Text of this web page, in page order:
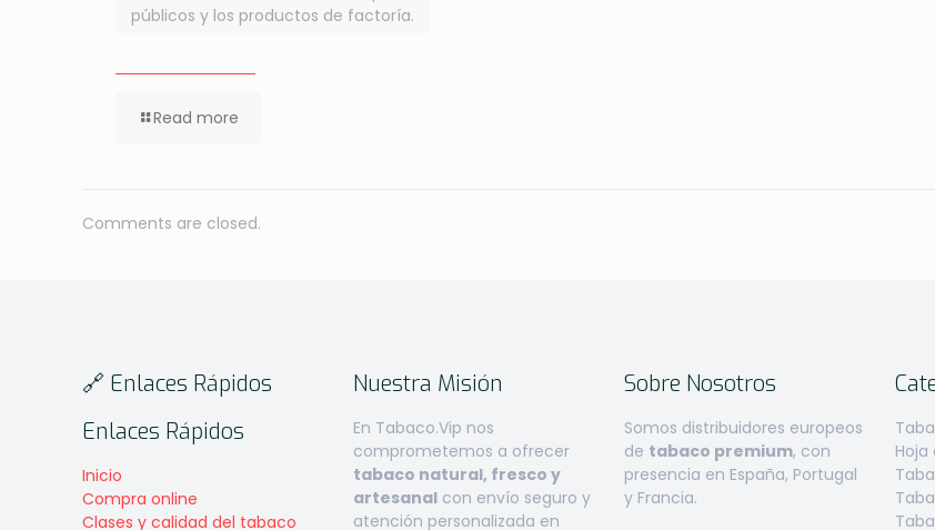
públicos y los productos de factoría.
Read more
Comments are closed.
🔗 Enlaces Rápidos
Enlaces Rápidos
Inicio
Compra online
Clases y calidad del tabaco
Nuestra Misión
En Tabaco.Vip nos
comprometemos a ofrecer
tabaco natural, fresco y
artesanal con envío seguro y
atención personalizada en
Sobre Nosotros
Somos distribuidores europeos
de tabaco premium, con
presencia en España, Portugal
y Francia.